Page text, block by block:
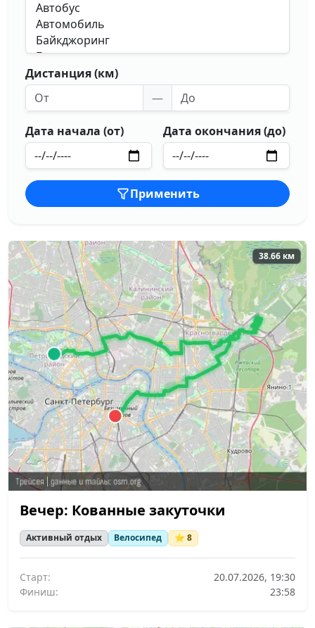
Дистанция (км)
—
Дата начала (от) Дата окончания (до)
Применить
38.66 км
Вечер: Кованные закуточки
Активный отдых Велосипед ⭐ 8
Старт:
20.07.2026, 19:30
Финиш:
23:58